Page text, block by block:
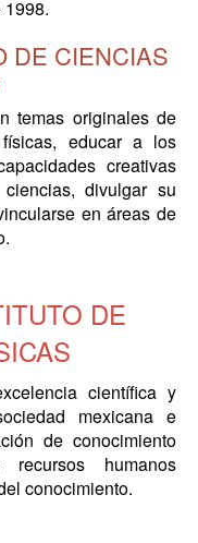
DE CIENCIAS
temas originales de
educar a los
creativas
divulgar su
en áreas de
DE
científica y
mexicana e
de conocimiento
humanos
conocimiento.